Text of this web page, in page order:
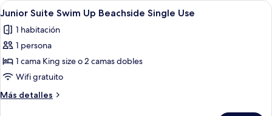
View
Use
Abrir
todas
las
fotos
de
Junior
Suite
Swim
Zona de piscina con agua cristalina,
7
Junior Suite Swim Up Beachside Single Use
1 habitación
1 persona
1 cama King size o 2 camas dobles
Wifi gratuito
Más detalles
Más